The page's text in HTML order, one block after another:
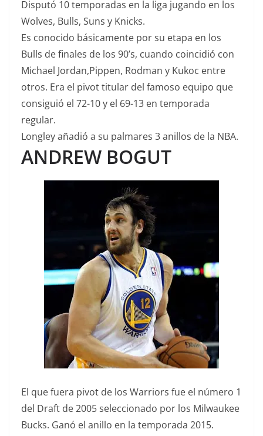
Disputó 10 temporadas en la liga jugando en los
Wolves, Bulls, Suns y Knicks.
Es conocido básicamente por su etapa en los
Bulls de finales de los 90’s, cuando coincidió con
Michael Jordan,Pippen, Rodman y Kukoc entre
otros. Era el pivot titular del famoso equipo que
consiguió el 72-10 y el 69-13 en temporada
regular.
Longley añadió a su palmares 3 anillos de la NBA.
ANDREW BOGUT
El que fuera pivot de los Warriors fue el número 1
del Draft de 2005 seleccionado por los Milwaukee
Bucks. Ganó el anillo en la temporada 2015.